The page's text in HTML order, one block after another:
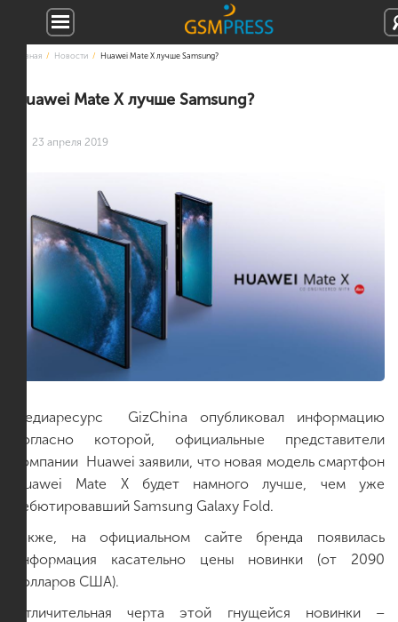
Главная Новости Huawei Mate X лучше Samsung?
Huawei Mate X лучше Samsung?
23 апреля 2019
Медиаресурс GizChina опубликовал информацию
согласно которой, официальные представители
компании Huawei заявили, что новая модель смартфон
Huawei Mate X будет намного лучше, чем уже
дебютировавший Samsung Galaxy Fold.
Также, на официальном сайте бренда появилась
информация касательно цены новинки (от 2090
долларов США).
Отличительная черта этой гнущейся новинки –